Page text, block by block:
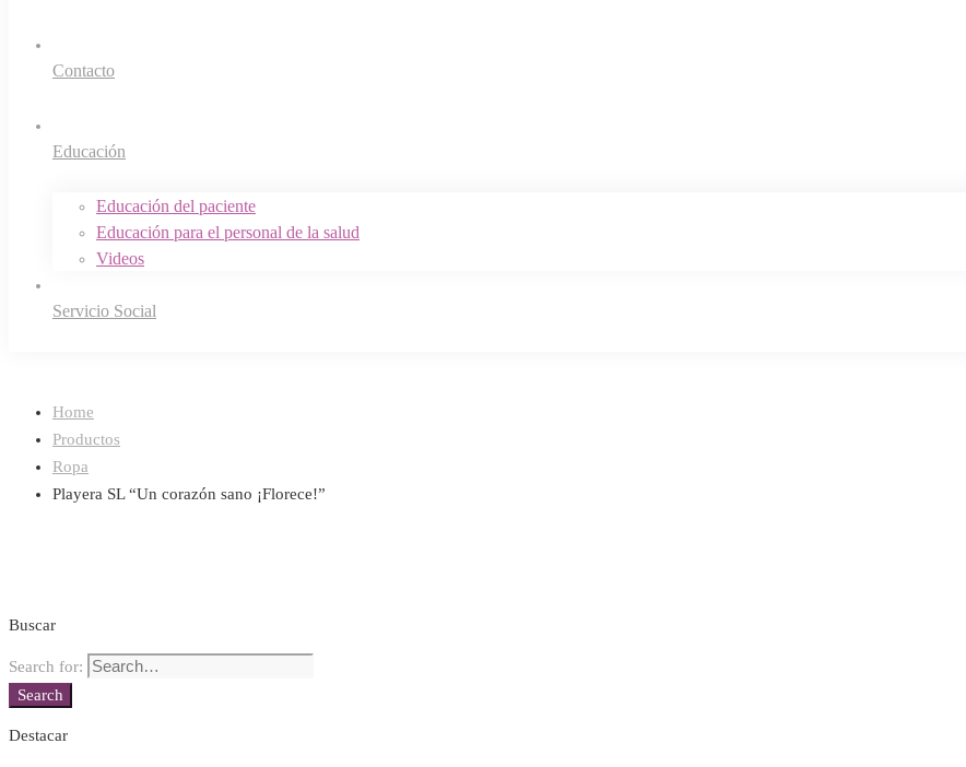
Contacto
Educación
Educación del paciente
Educación para el personal de la salud
Videos
Servicio Social
Home
Productos
Ropa
Playera SL “Un corazón sano ¡Florece!”
Buscar
Search for:
Search
Destacar